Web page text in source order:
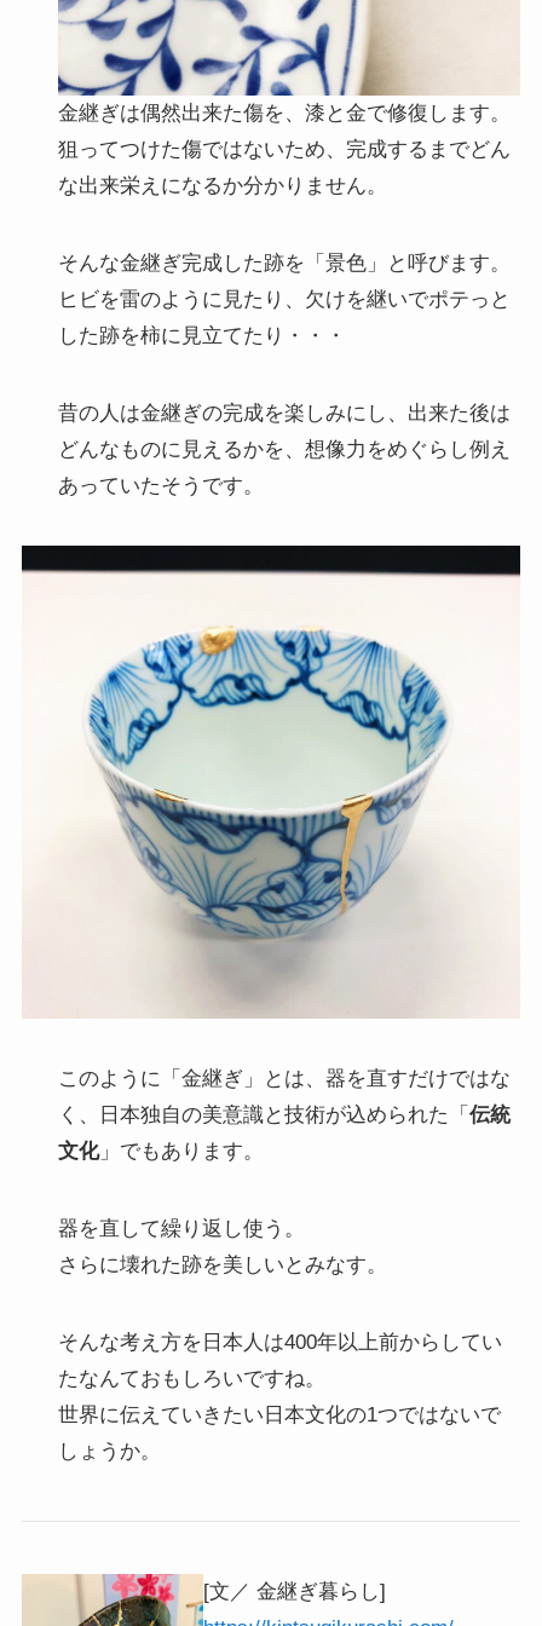
金継ぎは偶然出来た傷を、漆と金で修復します。
狙ってつけた傷ではないため、完成するまでどん
な出来栄えになるか分かりません。
そんな金継ぎ完成した跡を「景色」と呼びます。
ヒビを雷のように見たり、欠けを継いでポテっと
した跡を柿に見立てたり・・・
昔の人は金継ぎの完成を楽しみにし、出来た後は
どんなものに見えるかを、想像力をめぐらし例え
あっていたそうです。
このように「金継ぎ」とは、器を直すだけではな
く、日本独自の美意識と技術が込められた「 伝統
文化」でもあります。
器を直して繰り返し使う。
さらに壊れた跡を美しいとみなす。
そんな考え方を日本人は400年以上前からしてい
たなんておもしろいですね。
世界に伝えていきたい日本文化の1つではないで
しょうか。
[文／ 金継ぎ暮らし]